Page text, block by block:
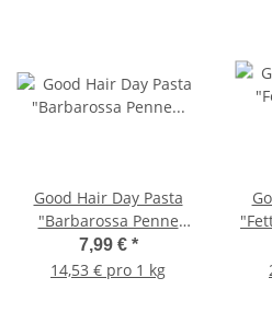
Good Hair Day Pasta
"Barbarossa Penne
all'arrabbiata" von
Greenomic 550g
7,99 € *
14,53 € pro 1 kg